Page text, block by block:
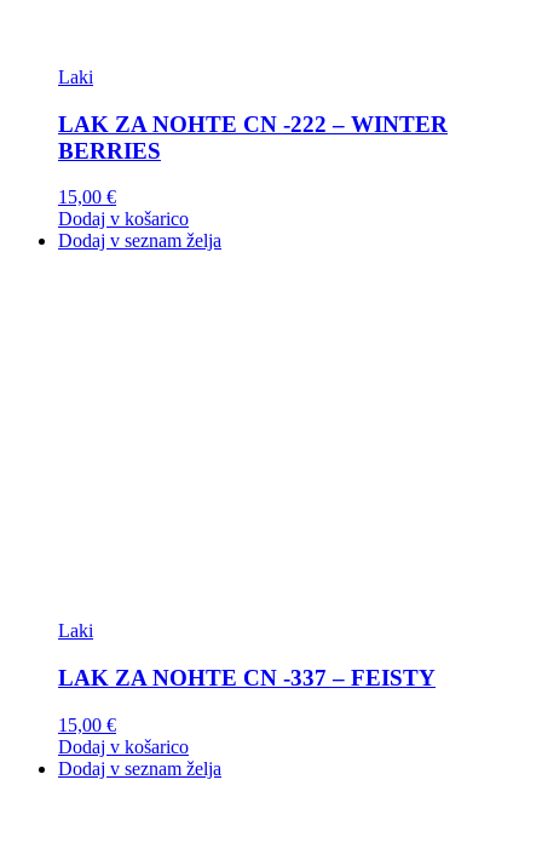
Laki
LAK ZA NOHTE CN -222 – WINTER
BERRIES
15,00 €
Dodaj v košarico
Dodaj v seznam želja
Laki
LAK ZA NOHTE CN -337 – FEISTY
15,00 €
Dodaj v košarico
Dodaj v seznam želja